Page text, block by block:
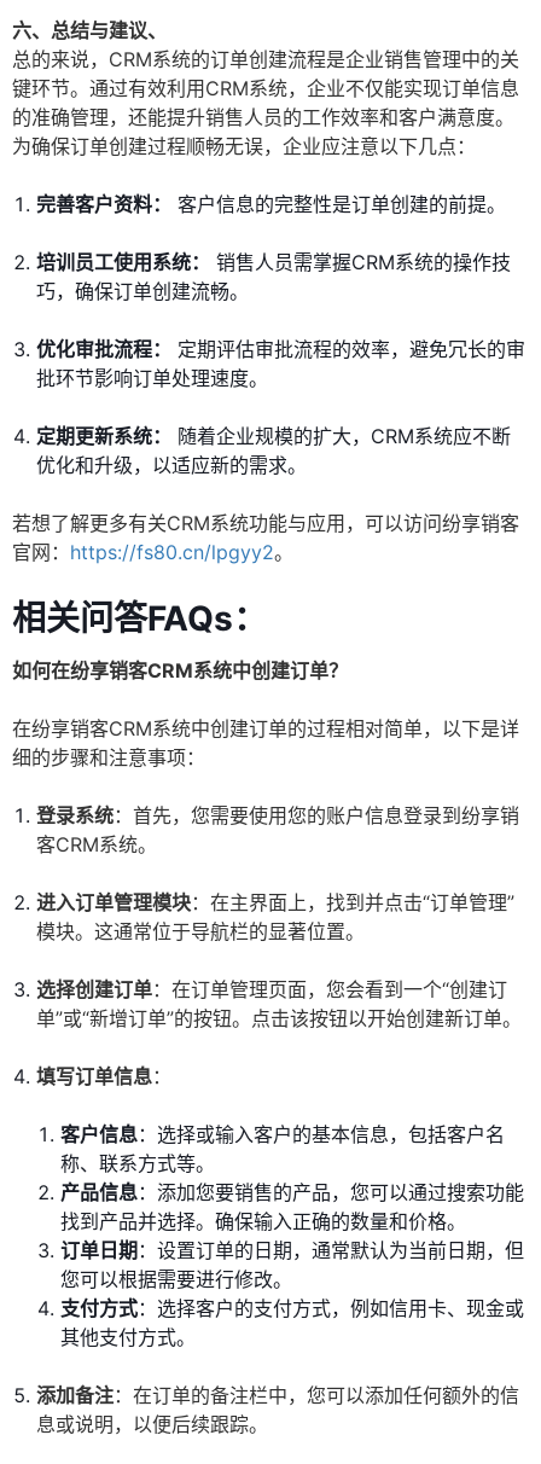
六、总结与建议、
总的来说，CRM系统的订单创建流程是企业销售管理中的关
键环节。通过有效利用CRM系统，企业不仅能实现订单信息
的准确管理，还能提升销售人员的工作效率和客户满意度。
为确保订单创建过程顺畅无误，企业应注意以下几点：
完善客户资料： 客户信息的完整性是订单创建的前提。
培训员工使用系统：
销售人员需掌握CRM系统的操作技
巧，确保订单创建流畅。
优化审批流程：
定期评估审批流程的效率，避免冗长的审
批环节影响订单处理速度。
定期更新系统：
随着企业规模的扩大，CRM系统应不断
优化和升级，以适应新的需求。
若想了解更多有关CRM系统功能与应用，可以访问纷享销客
官网： https://fs80.cn/lpgyy2。
相关问答FAQs：
如何在纷享销客CRM系统中创建订单？
在纷享销客CRM系统中创建订单的过程相对简单，以下是详
细的步骤和注意事项：
登录系统：首先，您需要使用您的账户信息登录到纷享销
客CRM系统。
进入订单管理模块：在主界面上，找到并点击“订单管理”
模块。这通常位于导航栏的显著位置。
选择创建订单：在订单管理页面，您会看到一个“创建订
单”或“新增订单”的按钮。点击该按钮以开始创建新订单。
填写订单信息：
客户信息：选择或输入客户的基本信息，包括客户名
称、联系方式等。
产品信息：添加您要销售的产品，您可以通过搜索功能
找到产品并选择。确保输入正确的数量和价格。
订单日期 ：设置订单的日期，通常默认为当前日期，但
您可以根据需要进行修改。
支付方式：选择客户的支付方式，例如信用卡、现金或
其他支付方式。
添加备注：在订单的备注栏中，您可以添加任何额外的信
息或说明，以便后续跟踪。